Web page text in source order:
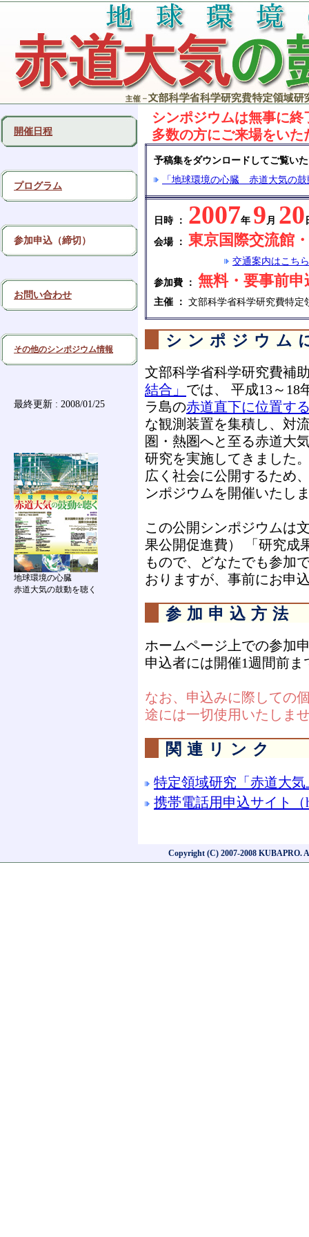
開催日程
プログラム
参加申込（締切）
お問い合わせ
その他のシンポジウム情報
最終更新 : 2008/01/25
地球環境の心臓
赤道大気の鼓動を聴く
シンポジウムは無事に終
多数の方にご来場をいた
予稿集をダウンロードしてご覧い
「地球環境の心臓 赤道大気の
日時： 2007年 9 月 20
会場： 東京国際交流館
交通案内はこちら
参加費 ： 無料・要事前申
主催 ： 文部科学省科学研究費特定
シンポジウム
文部科学省科学研究費補
結合」 では、 平成13～18
ラ島の赤道直下に位置す
な観測装置を集積し、対
圏・熱圏へと至る赤道大
研究を実施してきました
広く社会に公開するため
ンポジウムを開催いたし
この公開シンポジウムは
果公開促進費） 「研究成
もので、どなたでも参加
おりますが、事前にお申
参加申込方法
ホームページ上での参加
申込者には開催1週間前
なお、申込みに際しての
途には一切使用いたしま
関連リンク
特定領域研究「赤道大
携帯電話用申込サイト（
Copyright (C) 2007-2008 KUBAPRO.